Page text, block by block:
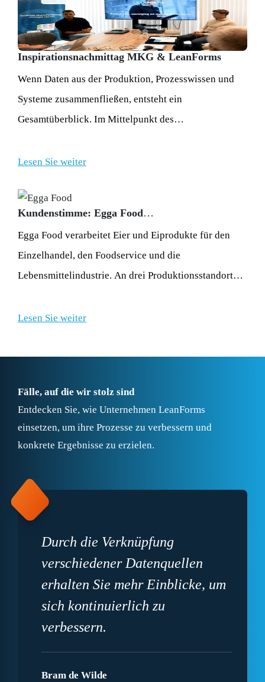
Inspirationsnachmittag MKG & LeanForms
Wenn Daten aus der Produktion, Prozesswissen und
Systeme zusammenfließen, entsteht ein
Gesamtüberblick. Im Mittelpunkt des
1. Juli 2026 stand dieser Zusammenhang. Auf dem
wurde die Frage beleuchtet, wie man Informationen
aus der Praxis direkt in den eigenen Prozessen nutzbar
machen kann.
Lesen Sie weiter
Kundenstimme: Egga Food
Egga Food verarbeitet Eier und Eiprodukte für den
Einzelhandel, den Foodservice und die
Lebensmittelindustrie. An drei Produktionsstandorten
und gefärbte Eier hergestellt.
Lesen Sie weiter
Fälle, auf die wir stolz sind
Entdecken Sie, wie Unternehmen LeanForms
einsetzen, um ihre Prozesse zu verbessern und
konkrete Ergebnisse zu erzielen.
Durch die Verknüpfung
verschiedener Datenquellen
erhalten Sie mehr Einblicke, um
sich kontinuierlich zu
verbessern.
Bram de Wilde